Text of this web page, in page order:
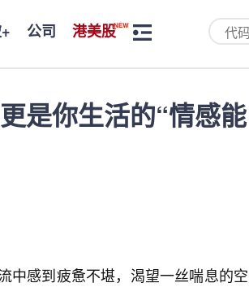
公司 港美股
是你生活的“情感能
中感到疲惫不堪，渴望一丝喘息的空